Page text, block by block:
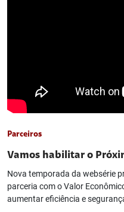
Parceiros
Vamos habilitar o
Nova temporada da websérie
parceria com o Valor
aumentar eficiência e